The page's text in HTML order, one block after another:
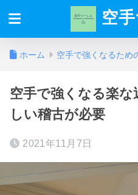
空
ホーム 空手で強くなるため
空手で強くなる楽
しい稽古が必要
2021年11月7日